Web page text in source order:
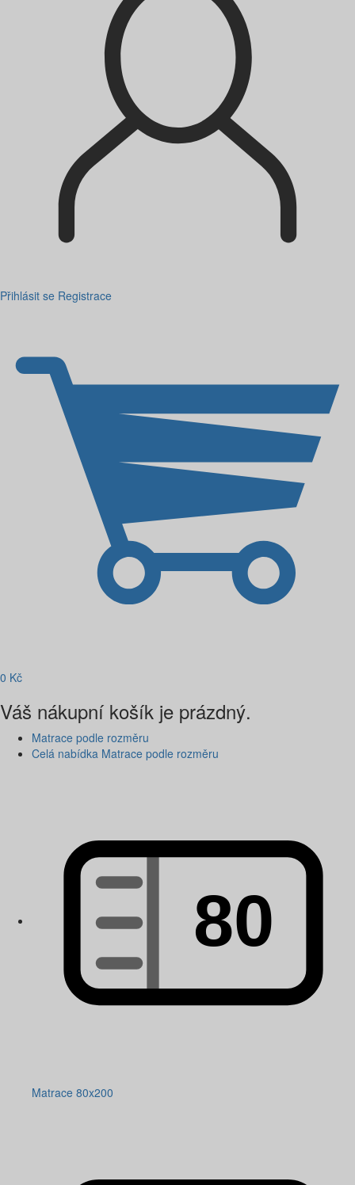
Přihlásit se Registrace
0 Kč
Váš nákupní košík je prázdný.
Matrace podle rozměru
Celá nabídka Matrace podle rozměru
Matrace 80x200